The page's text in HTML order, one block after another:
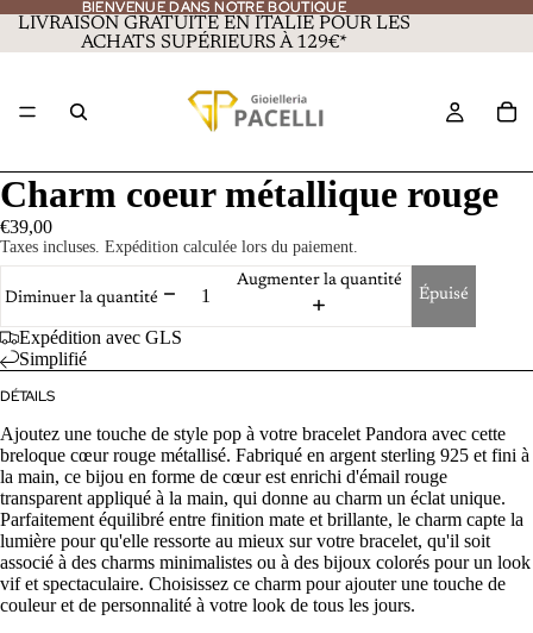
BIENVENUE DANS NOTRE BOUTIQUE
BIENVENUE DANS NOTRE BOUTIQUE
LIVRAISON GRATUITE EN ITALIE POUR LES
ACHATS SUPÉRIEURS À 129€*
Charm coeur métallique rouge
€39,00
Taxes incluses. Expédition calculée lors du paiement.
Diminuer la quantité
Augmenter la quantité
Épuisé
Expédition avec GLS
Simplifié
DÉTAILS
Ajoutez une touche de style pop à votre bracelet Pandora avec cette
breloque cœur rouge métallisé. Fabriqué en argent sterling 925 et fini à
la main, ce bijou en forme de cœur est enrichi d'émail rouge
transparent appliqué à la main, qui donne au charm un éclat unique.
Parfaitement équilibré entre finition mate et brillante, le charm capte la
lumière pour qu'elle ressorte au mieux sur votre bracelet, qu'il soit
associé à des charms minimalistes ou à des bijoux colorés pour un look
vif et spectaculaire. Choisissez ce charm pour ajouter une touche de
couleur et de personnalité à votre look de tous les jours.